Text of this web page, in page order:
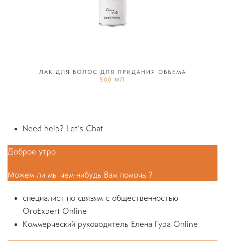
ЛАК ДЛЯ ВОЛОС ДЛЯ ПРИДАНИЯ ОБЪЕМА
500 МЛ
Need help? Let's Chat
Доброе утро
Можем ли мы чем-нибудь Вам помочь ?
специалист по связям с общественностью
OroExpert Online
Коммерческий руководитель Елена Гура Online